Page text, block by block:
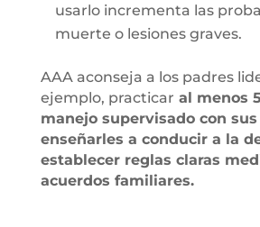
usarlo incrementa las
muerte o lesiones graves.
AAA aconseja a los padres
ejemplo, practicar al menos
manejo supervisado con
enseñarles a conducir a la
establecer reglas claras
acuerdos familiares.